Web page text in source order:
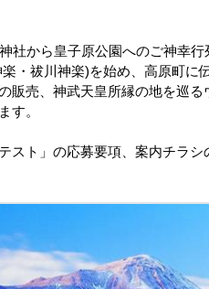
社から皇子原公園へのご神幸
・祓川神楽)を始め、高原町に
販売、神武天皇所縁の地を巡る
す。
スト」の応募要項、案内チラ